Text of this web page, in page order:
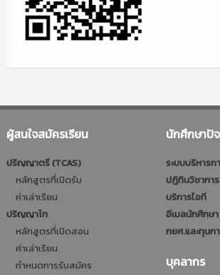
ผู้สนใจสมัครเรียน
ปริญญาตรี (TCAS)
หลักสูตรที่เปิดรับ
ค่าเล่าเรียน
ปริญญาโท
หลักสูตรที่เปิดสอน
ค่าเล่าเรียน
กำหนดการรับสมัคร
นักศึกษาปั
ระบบบริหารก
ปฎิทินวิชาการ
บริการไอที
อีเมลนักศึกษา
กยศ.และทุนก
บุคลากร